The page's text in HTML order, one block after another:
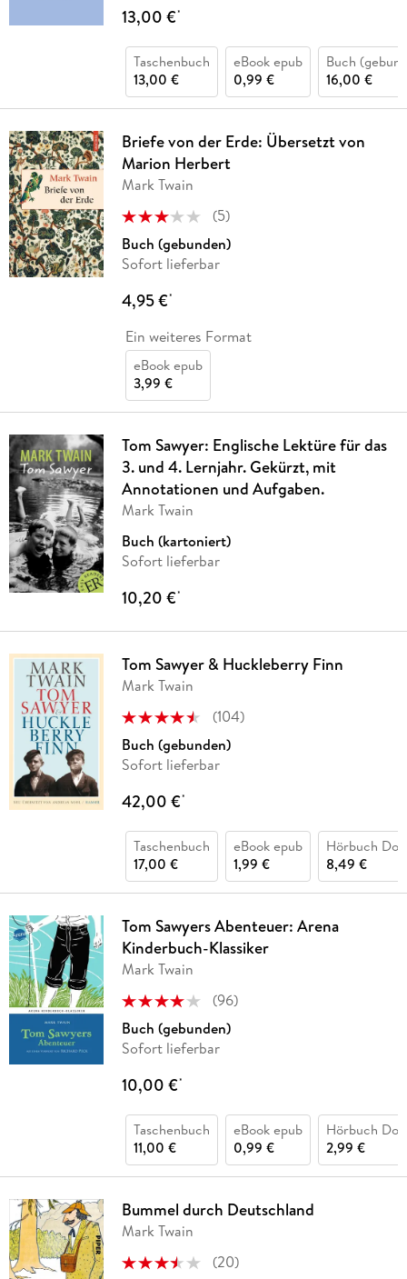
13,00 €*
Taschenbuch
13,00 €
eBook epub
0,99 €
Buch
16,00 €
Briefe von der Erde: Übersetzt von
Marion Herbert
Mark Twain
(5)
Buch (gebunden)
Sofort lieferbar
4,95 €*
Ein weiteres Format
eBook epub
3,99 €
Tom Sawyer: Englische Lektüre für das
3. und 4. Lernjahr. Gekürzt, mit
Annotationen und Aufgaben.
Mark Twain
Buch (kartoniert)
Sofort lieferbar
10,20 €*
Tom Sawyer & Huckleberry Finn
Mark Twain
(104)
Buch (gebunden)
Sofort lieferbar
42,00 €*
Taschenbuch
17,00 €
eBook epub
1,99 €
Hörbuch
8,49 €
Tom Sawyers Abenteuer: Arena
Kinderbuch-Klassiker
Mark Twain
(96)
Buch (gebunden)
Sofort lieferbar
10,00 €*
Taschenbuch
11,00 €
eBook epub
0,99 €
Hörbuch
2,99 €
Bummel durch Deutschland
Mark Twain
(20)